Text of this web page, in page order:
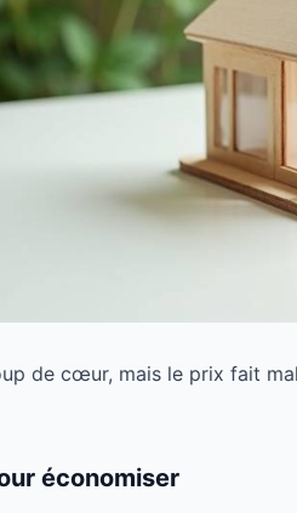
de cœur, mais le prix fait
économiser